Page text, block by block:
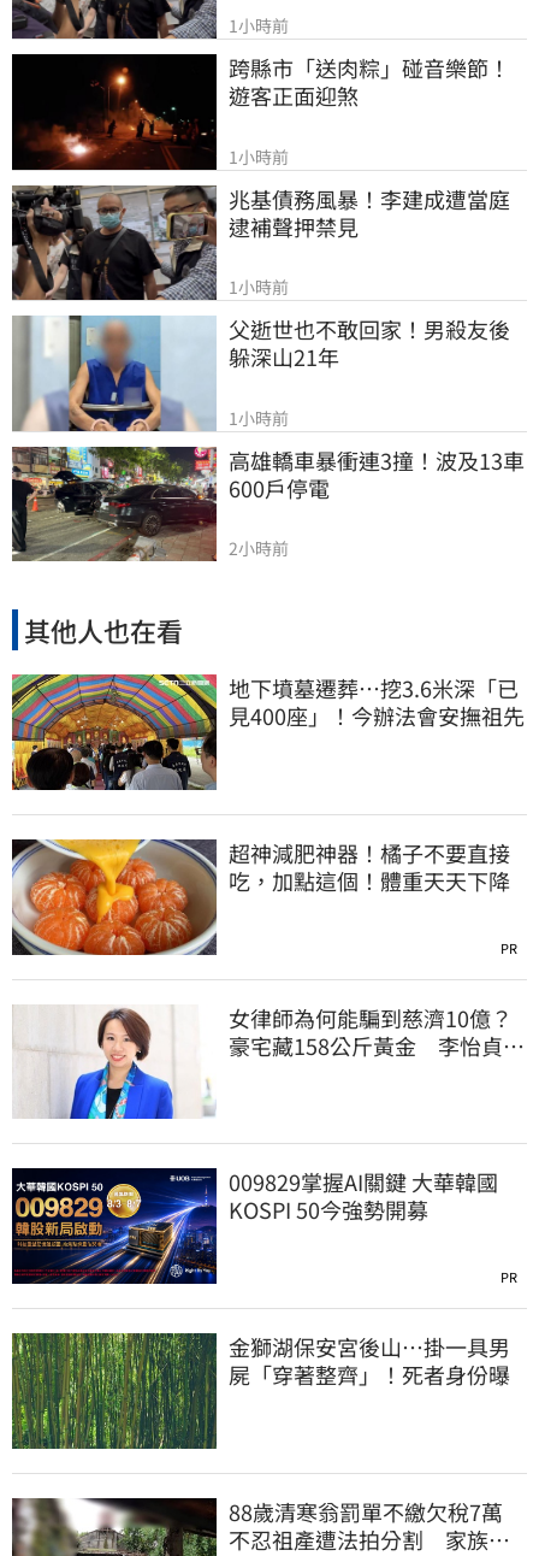
1小時前
跨縣市「送肉粽」碰音樂節！
遊客正面迎煞
1小時前
兆基債務風暴！李建成遭當庭
逮補聲押禁見
1小時前
父逝世也不敢回家！男殺友後
躲深山21年
1小時前
高雄轎車暴衝連3撞！波及13車
600戶停電
2小時前
其他人也在看
地下墳墓遷葬…挖3.6米深「已
見400座」！今辦法會安撫祖先
超神減肥神器！橘子不要直接
吃，加點這個！體重天天下降
PR
女律師為何能騙到慈濟10億？
豪宅藏158公斤黃金 李怡貞驚
009829掌握AI關鍵 大華韓國
KOSPI 50今強勢開募
PR
金獅湖保安宮後山…掛一具男
屍「穿著整齊」！死者身份曝
88歲清寒翁罰單不繳欠稅7萬
不忍祖產遭法拍分割 家族按